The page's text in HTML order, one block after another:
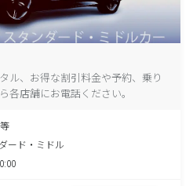
ル、お得な割引料金や予約、乗り
各店舗にお電話ください。
ード・ミドル